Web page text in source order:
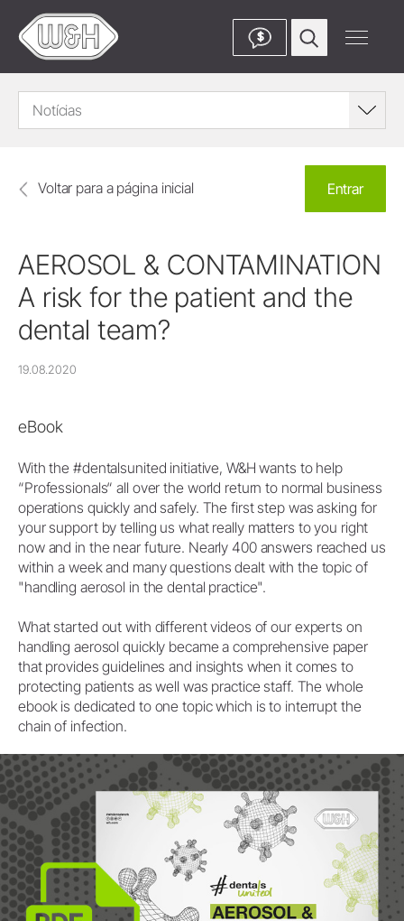
$
Notícias
Voltar para a página inicial Entrar
AEROSOL & CONTAMINATION
A risk for the patient and the
dental team?
19.08.2020
eBook
With the #dentalsunited initiative, W&H wants to help
“Professionals“ all over the world return to normal business
operations quickly and safely. The first step was asking for
your support by telling us what really matters to you right
now and in the near future. Nearly 400 answers reached us
within a week and many questions dealt with the topic of
"handling aerosol in the dental practice".
What started out with different videos of our experts on
handling aerosol quickly became a comprehensive paper
that provides guidelines and insights when it comes to
protecting patients as well was practice staff. The whole
ebook is dedicated to one topic which is to interrupt the
chain of infection.